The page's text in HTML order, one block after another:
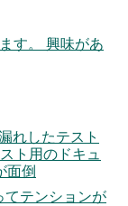
す。 興味があ
れしたテスト
ト用のドキュ
面倒
てテンションが